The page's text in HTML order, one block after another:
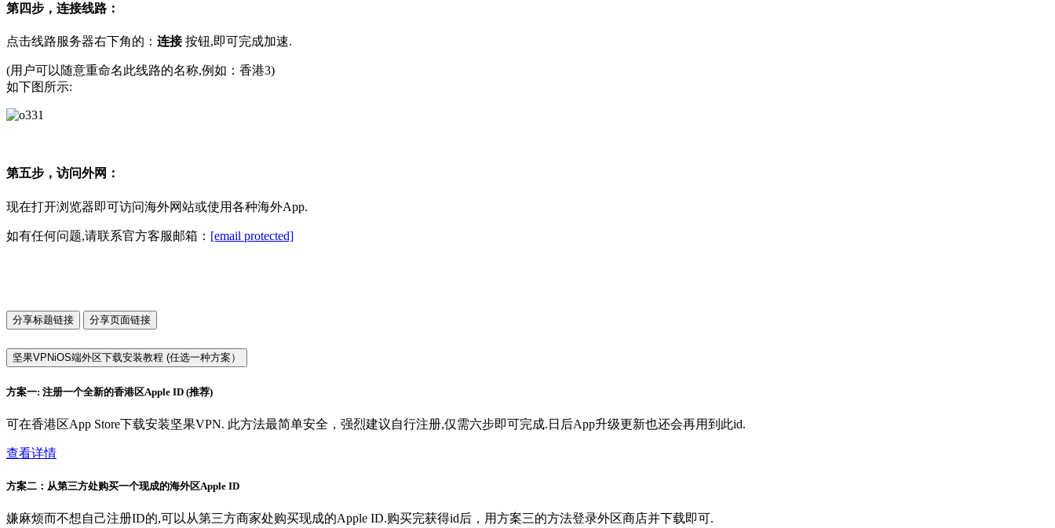
第四步，连接线路：
点击线路服务器右下角的： 连接按钮,即可完成加速.
(用户可以随意重命名此线路的名称,例如：香港3)
如下图所示:
第五步，访问外网：
现在打开浏览器即可访问海外网站或使用各种海外App.
如有任何问题,请联系官方客服邮箱： [email protected]
分享标题链接 分享页面链接
坚果VPNiOS端外区下载安装教程 (任选一种方案）
方案一: 注册一个全新的香港区Apple ID (推荐)
可在香港区App Store下载安装坚果VPN. 此方法最简单安全，强烈建议自行注册,仅需六步即可完成.日后App升级更新也还会再用到此id.
查看详情
方案二：从第三方处购买一个现成的海外区Apple ID
嫌麻烦而不想自己注册ID的,可以从第三方商家处购买现成的Apple ID.购买完获得id后，用方案三的方法登录外区商店并下载即可.